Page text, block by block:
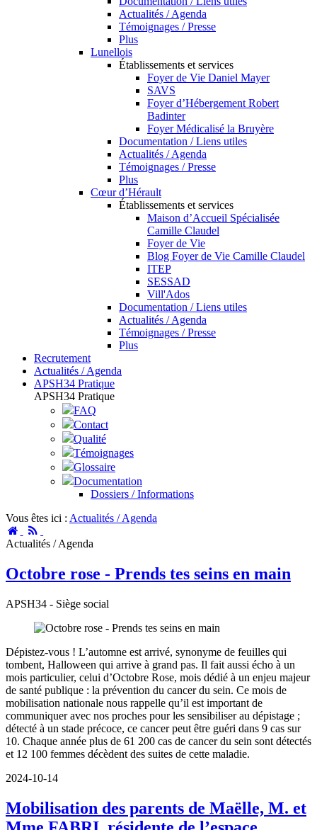
Actualités / Agenda
Témoignages / Presse
Plus
Lunellois
Établissements et services
Foyer de Vie Daniel Mayer
SAVS
Foyer d’Hébergement Robert
Badinter
Foyer Médicalisé la Bruyère
Documentation / Liens utiles
Actualités / Agenda
Témoignages / Presse
Plus
Cœur d’Hérault
Établissements et services
Maison d’Accueil Spécialisée
Camille Claudel
Foyer de Vie
Blog Foyer de Vie Camille Claudel
ITEP
SESSAD
Vill'Ados
Documentation / Liens utiles
Actualités / Agenda
Témoignages / Presse
Plus
Recrutement
Actualités / Agenda
APSH34 Pratique
APSH34 Pratique
FAQ
Contact
Qualité
Témoignages
Glossaire
Documentation
Dossiers / Informations
Vous êtes ici : Actualités / Agenda
Accueil
Actualités / Agenda
Octobre rose - Prends tes seins en main
APSH34 - Siège social
Dépistez-vous ! L’automne est arrivé, synonyme de feuilles qui
tombent, Halloween qui arrive à grand pas. Il fait aussi écho à un
mois particulier, celui d’Octobre Rose, mois dédié à un enjeu majeur
de santé publique : la prévention du cancer du sein. Ce mois de
mobilisation nationale nous rappelle qu’il est important de
communiquer avec nos proches pour les sensibiliser au dépistage ;
détecté à un stade précoce, ce cancer peut être guéri dans 9 cas sur
10. Chaque année plus de 61 200 cas de cancer du sein sont détectés
et 12 100 femmes décèdent des suites de cette maladie.
2024-10-14
Mobilisation des parents de Maëlle, M. et